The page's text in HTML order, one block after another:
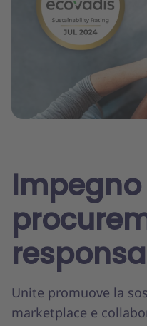
Unite promuove la
marketplace e